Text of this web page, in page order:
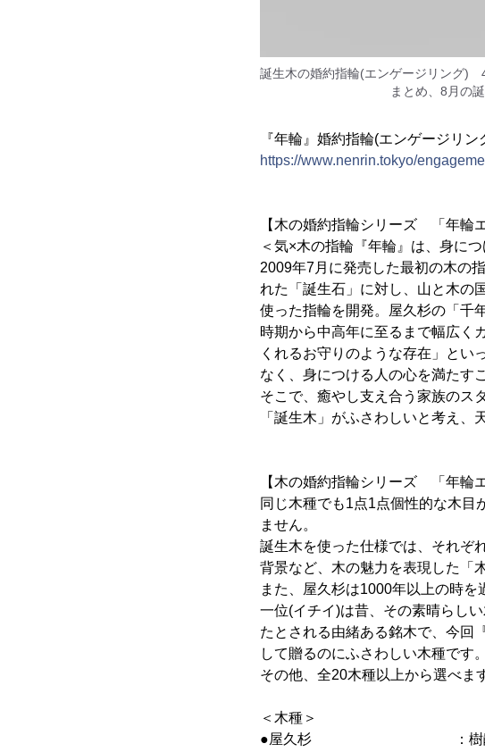
誕生木の婚約指輪(エンゲージリング)
まとめ、8月の
『年輪』婚約指輪(エンゲージリン
https://www.nenrin.tokyo/
【木の婚約指輪シリーズ 「年輪
＜気×木の指輪『年輪』は、身に
2009年7月に発売した最初の木の
れた「誕生石」に対し、山と木の
使った指輪を開発。屋久杉の「千
時期から中高年に至るまで幅広く
くれるお守りのような存在」とい
なく、身につける人の心を満たす
そこで、癒やし支え合う家族のス
「誕生木」がふさわしいと考え、
【木の婚約指輪シリーズ 「年輪
同じ木種でも1点1点個性的な木目
ません。
誕生木を使った仕様では、それぞ
背景など、木の魅力を表現した「
また、屋久杉は1000年以上の時を
一位(イチイ)は昔、その素晴らし
たとされる由緒ある銘木で、今回
して贈るのにふさわしい木種です。
その他、全20木種以上から選べま
＜木種＞
●屋久杉 ：樹齢1000年